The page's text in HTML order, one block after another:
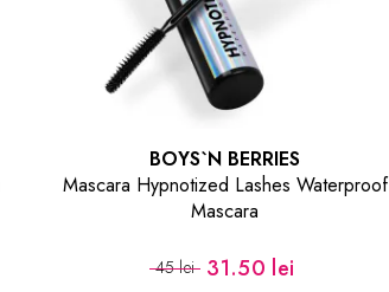
BOYS`N BERRIES
Mascara Hypnotized Lashes Waterproof
Mascara
45 lei 31.50 lei